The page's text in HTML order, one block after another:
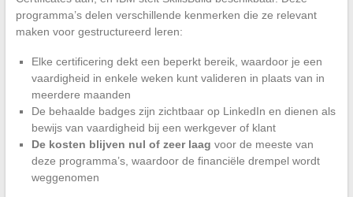
programma’s delen verschillende kenmerken die ze relevant
maken voor gestructureerd leren:
Elke certificering dekt een beperkt bereik, waardoor je een
vaardigheid in enkele weken kunt valideren in plaats van in
meerdere maanden
De behaalde badges zijn zichtbaar op LinkedIn en dienen als
bewijs van vaardigheid bij een werkgever of klant
De kosten blijven nul of zeer laag voor de meeste van
deze programma’s, waardoor de financiële drempel wordt
weggenomen